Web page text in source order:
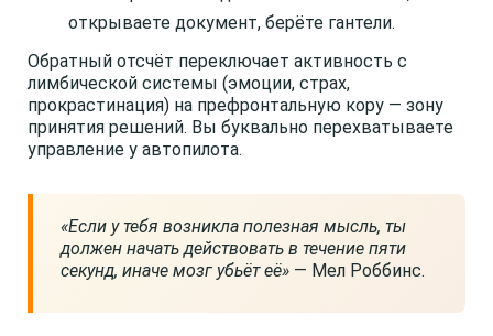
открываете документ, берёте гантели.
Обратный отсчёт переключает активность с
лимбической системы (эмоции, страх,
прокрастинация) на префронтальную кору — зону
принятия решений. Вы буквально перехватываете
управление у автопилота.
«Если у тебя возникла полезная мысль, ты
должен начать действовать в течение пяти
секунд, иначе мозг убьёт её» — Мел Роббинс.